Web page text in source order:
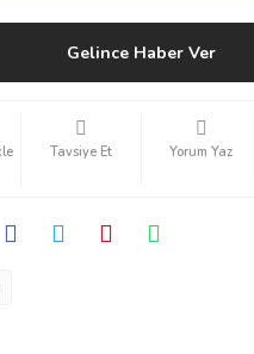
Gelince Haber Ver
Tavsiye Et Yorum Yaz